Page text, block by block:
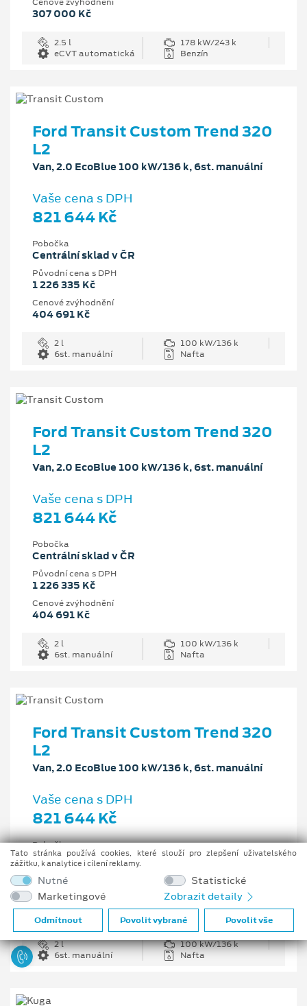
Cenové zvýhodnění
307 000 Kč
2.5 l
178 kW/243 k
eCVT automatická
Benzín
Ford Transit Custom Trend 320
L2
Van, 2.0 EcoBlue 100 kW/136 k, 6st. manuální
Vaše cena s DPH
821 644 Kč
Pobočka
Centrální sklad v ČR
Původní cena s DPH
1 226 335 Kč
Cenové zvýhodnění
404 691 Kč
2 l
100 kW/136 k
6st. manuální
Nafta
Ford Transit Custom Trend 320
L2
Van, 2.0 EcoBlue 100 kW/136 k, 6st. manuální
Vaše cena s DPH
821 644 Kč
Pobočka
Centrální sklad v ČR
Původní cena s DPH
1 226 335 Kč
Cenové zvýhodnění
404 691 Kč
2 l
100 kW/136 k
6st. manuální
Nafta
Ford Transit Custom Trend 320
L2
Van, 2.0 EcoBlue 100 kW/136 k, 6st. manuální
Vaše cena s DPH
821 644 Kč
Pobočka
Opava
1 226 335 Kč
Cenové zvýhodnění
404 691 Kč
2 l
100 kW/136 k
6st. manuální
Nafta
Tato stránka používá cookies, které slouží pro zlepšení uživatelského
zážitku, k analytice i cílení reklamy.
Nutné
Statistické
Marketingové
Zobrazit detaily
Odmítnout Povolit vybrané Povolit vše